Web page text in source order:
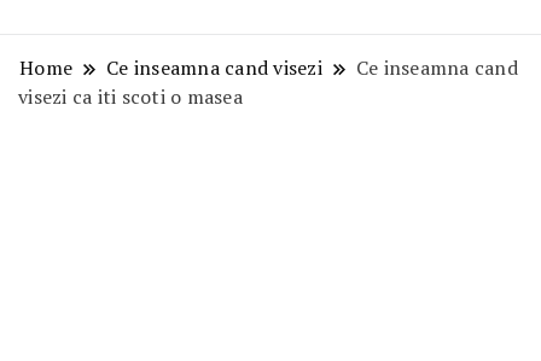
Home Ce inseamna cand visezi
Ce inseamna cand
visezi ca iti scoti o masea